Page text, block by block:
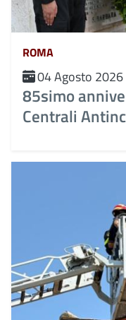
ROMA
04 Agosto 2026
85simo
Centrali